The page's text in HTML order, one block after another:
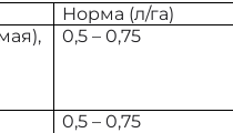
Норма (л/га)
0,5 – 0,75
0,5 – 0,75